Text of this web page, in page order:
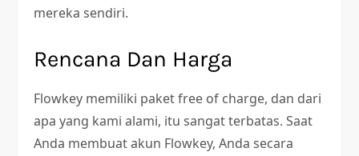
mereka sendiri.
Rencana Dan Harga
Flowkey memiliki paket free of charge, dan dari
apa yang kami alami, itu sangat terbatas. Saat
Anda membuat akun Flowkey, Anda secara